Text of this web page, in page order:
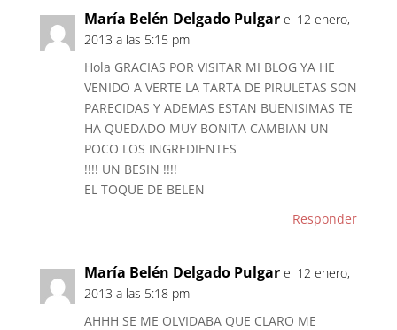
María Belén Delgado Pulgar el 12 enero,
2013 a las 5:15 pm
Hola GRACIAS POR VISITAR MI BLOG YA HE
VENIDO A VERTE LA TARTA DE PIRULETAS SON
PARECIDAS Y ADEMAS ESTAN BUENISIMAS TE
HA QUEDADO MUY BONITA CAMBIAN UN
POCO LOS INGREDIENTES
!!!! UN BESIN !!!!
EL TOQUE DE BELEN
Responder
María Belén Delgado Pulgar el 12 enero,
2013 a las 5:18 pm
AHHH SE ME OLVIDABA QUE CLARO ME